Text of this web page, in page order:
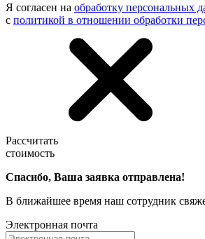
Я согласен на обработку персональных
с политикой в отношении обработки
Рассчитать
стоимость
Спасибо, Ваша заявка отправлена!
В ближайшее время наш сотрудник
Электронная почта